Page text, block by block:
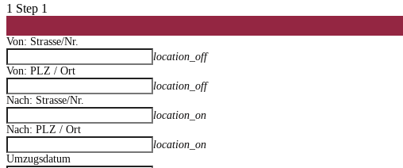
1 Step 1
Von: Strasse/Nr.
location_off
Von: PLZ / Ort
location_off
Nach: Strasse/Nr.
location_on
Nach: PLZ / Ort
location_on
Umzugsdatum